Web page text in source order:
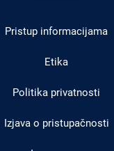
Pristup informacijama
Etika
Politika privatnosti
Izjava o pristupačnosti